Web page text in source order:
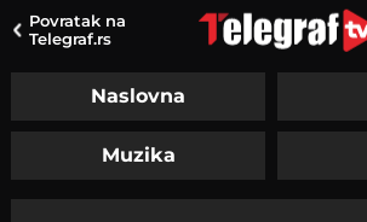
Povratak na
Telegraf.rs
Naslovna
Muzika